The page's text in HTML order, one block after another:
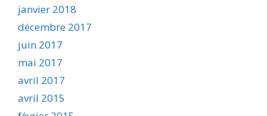
janvier 2018
décembre 2017
juin 2017
mai 2017
avril 2017
avril 2015